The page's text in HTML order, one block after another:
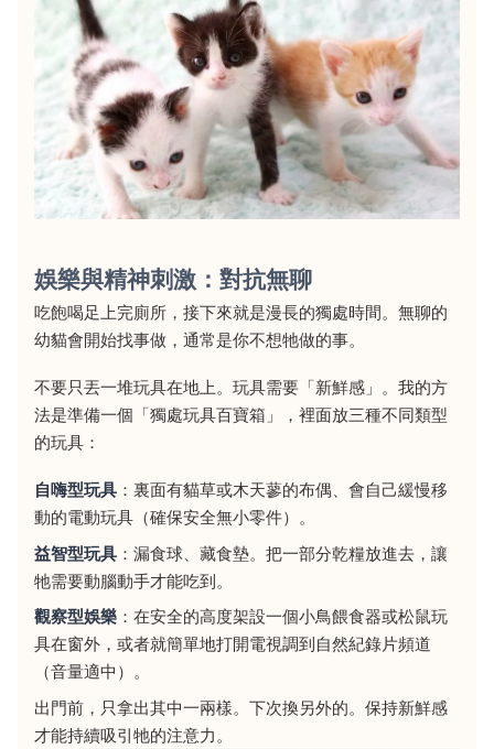
娛樂與精神刺激：對抗無聊
吃飽喝足上完廁所，接下來就是漫長的獨處時間。無聊的
幼貓會開始找事做，通常是你不想牠做的事。
不要只丟一堆玩具在地上。玩具需要「新鮮感」。我的方
法是準備一個「獨處玩具百寶箱」，裡面放三種不同類型
的玩具：
自嗨型玩具 ：裏面有貓草或木天蓼的布偶、會自己緩慢移
動的電動玩具（確保安全無小零件）。
益智型玩具 ：漏食球、藏食墊。把一部分乾糧放進去，讓
牠需要動腦動手才能吃到。
觀察型娛樂 ：在安全的高度架設一個小鳥餵食器或松鼠玩
具在窗外，或者就簡單地打開電視調到自然紀錄片頻道
（音量適中）。
出門前，只拿出其中一兩樣。下次換另外的。保持新鮮感
才能持續吸引牠的注意力。